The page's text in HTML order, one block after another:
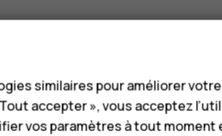
cela utile?
similaires pour améliorer
accepter », vous acceptez
vos paramètres à tout moment